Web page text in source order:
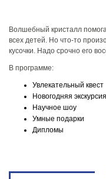
Волшебный кристалл
всех детей. Но что-то
кусочки. Надо срочно его
В программе:
Увлекательный квест
Новогодняя экскурсия
Научное шоу
Умные подарки
Дипломы